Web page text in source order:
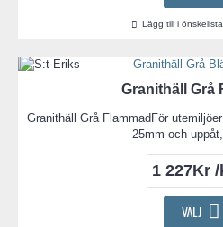
Lägg till i
Granithäll Grå
Granithäll Grå FlammadFör
25mm och
1 227Kr
VÄLJ